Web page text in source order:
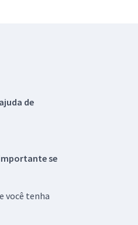
de
se
você tenha